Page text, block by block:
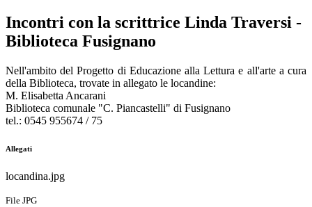
Incontri con la scrittrice Linda Traversi -
Biblioteca Fusignano
Nell'ambito del Progetto di Educazione alla Lettura e all'arte a cura
della Biblioteca, trovate in allegato le locandine:
M. Elisabetta Ancarani
Biblioteca comunale "C. Piancastelli" di Fusignano
tel.: 0545 955674 / 75
Allegati
locandina.jpg
File JPG